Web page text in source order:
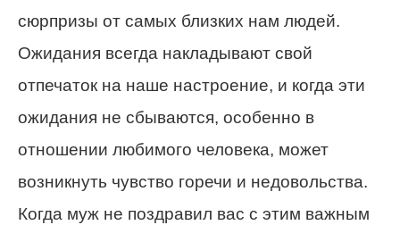
сюрпризы от самых близких нам людей.
Ожидания всегда накладывают свой
отпечаток на наше настроение, и когда эти
ожидания не сбываются, особенно в
отношении любимого человека, может
возникнуть чувство горечи и недовольства.
Когда муж не поздравил вас с этим важным